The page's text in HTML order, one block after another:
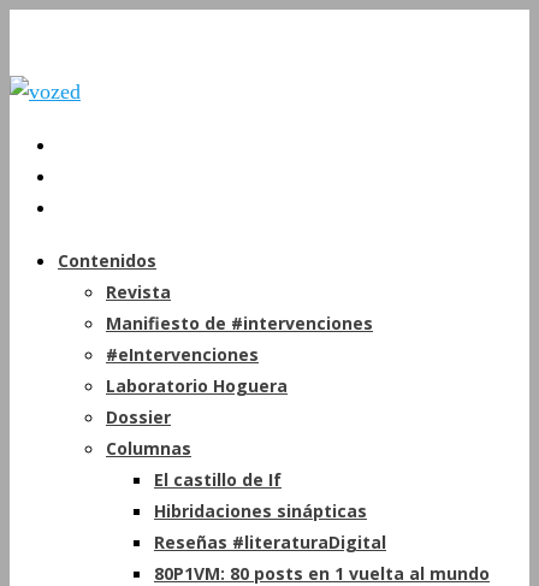
Contenidos
Revista
Manifiesto de #intervenciones
#eIntervenciones
Laboratorio Hoguera
Dossier
Columnas
El castillo de If
Hibridaciones sinápticas
Reseñas #literaturaDigital
80P1VM: 80 posts en 1 vuelta al mundo